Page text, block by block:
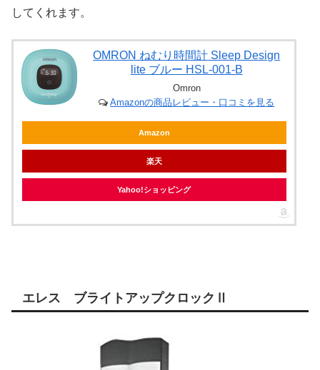
してくれます。
OMRON ねむり時間計 Sleep Design
lite ブルー HSL-001-B
Omron
Amazonの商品レビュー・口コミを見る
Amazon
楽天
Yahoo!ショッピング
エレス ブライトアップクロックⅡ